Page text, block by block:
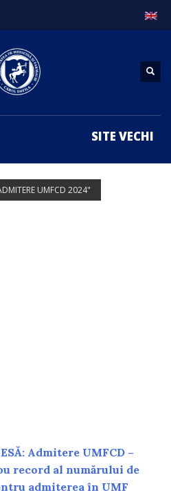
SITE VECHI
UMFCD 2024"
Admitere UMFCD –
record al numărului de
admiterea în UMF